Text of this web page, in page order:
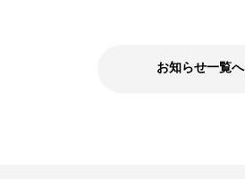
お知らせ一覧へ